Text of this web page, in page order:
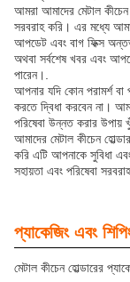
আমরা আমাদের মেটাল কীচেন
সরবরাহ করি। এর মধ্যে
আপডেট এবং বাগ ফিক্স
অথবা সর্বশেষ খবর এবং
পারেন।.
আপনার যদি কোন পরামর্শ বা
করতে দ্বিধা করবেন না।
পরিষেবা উন্নত করার উপায়
আমাদের মেটাল কীচেন
করি এটি আপনাকে সুবিধা
সহায়তা এবং পরিষেবা
প্যাকেজিং এবং
মেটাল কীচেন হোল্ডারের